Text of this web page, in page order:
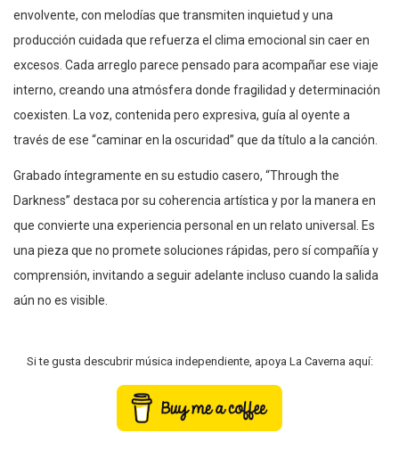
envolvente, con melodías que transmiten inquietud y una
producción cuidada que refuerza el clima emocional sin caer en
excesos. Cada arreglo parece pensado para acompañar ese viaje
interno, creando una atmósfera donde fragilidad y determinación
coexisten. La voz, contenida pero expresiva, guía al oyente a
través de ese “caminar en la oscuridad” que da título a la canción.
Grabado íntegramente en su estudio casero, “Through the
Darkness” destaca por su coherencia artística y por la manera en
que convierte una experiencia personal en un relato universal. Es
una pieza que no promete soluciones rápidas, pero sí compañía y
comprensión, invitando a seguir adelante incluso cuando la salida
aún no es visible.
Si te gusta descubrir música independiente, apoya La Caverna aquí: